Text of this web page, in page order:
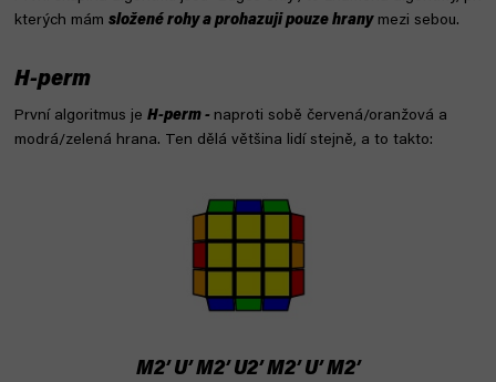
kterých mám složené rohy a prohazuji pouze hranymezi sebou.
H-perm
První algoritmus je H-perm - naproti sobě červená/oranžová a
modrá/zelená hrana. Ten dělá většina lidí stejně, a to takto:
M2’ U’ M2’ U2’ M2’ U’ M2’